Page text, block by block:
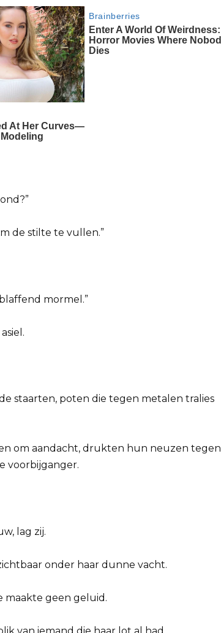
de stilte te vullen.”
mormel.”
staarten, poten die tegen metalen tralies
om aandacht, drukten hun neuzen tegen
voorbijganger.
lag zij.
onder haar dunne vacht.
maakte geen geluid.